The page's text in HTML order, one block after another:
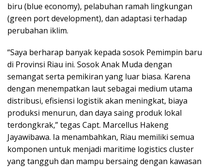
biru (blue economy), pelabuhan ramah lingkungan
(green port development), dan adaptasi terhadap
perubahan iklim.
“Saya berharap banyak kepada sosok Pemimpin baru
di Provinsi Riau ini. Sosok Anak Muda dengan
semangat serta pemikiran yang luar biasa. Karena
dengan menempatkan laut sebagai medium utama
distribusi, efisiensi logistik akan meningkat, biaya
produksi menurun, dan daya saing produk lokal
terdongkrak,” tegas Capt. Marcellus Hakeng
Jayawibawa. Ia menambahkan, Riau memiliki semua
komponen untuk menjadi maritime logistics cluster
yang tangguh dan mampu bersaing dengan kawasan